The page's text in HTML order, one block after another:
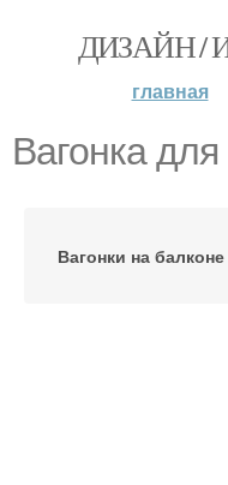
ДИЗАЙН /
главная
Вагонка
Вагонки на балконе